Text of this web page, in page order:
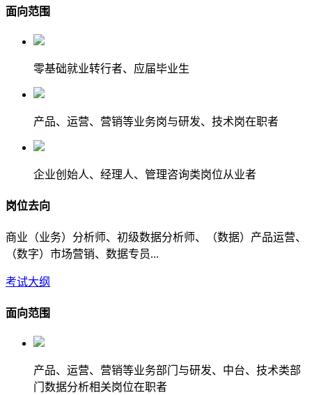
面向范围
零基础就业转行者、应届毕业生
产品、运营、营销等业务岗与研发、技术岗在职者
企业创始人、经理人、管理咨询类岗位从业者
岗位去向
商业（业务）分析师、初级数据分析师、（数据）产品运营、
（数字）市场营销、数据专员...
考试大纲
面向范围
产品、运营、营销等业务部门与研发、中台、技术类部
门数据分析相关岗位在职者